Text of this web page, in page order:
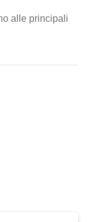
alle principali